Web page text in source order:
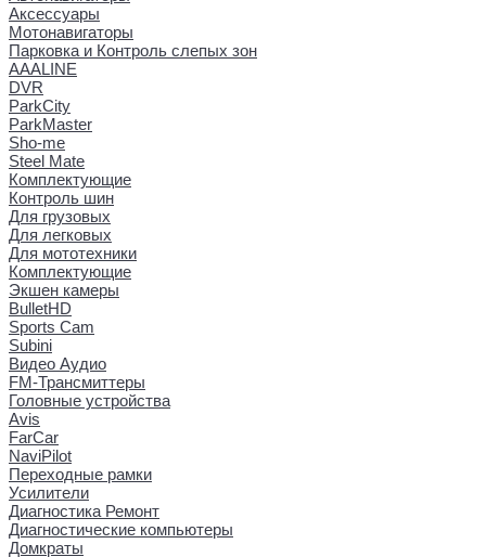
Аксессуары
Мотонавигаторы
Парковка и Контроль слепых зон
AAALINE
DVR
ParkCity
ParkMaster
Sho-me
Steel Mate
Комплектующие
Контроль шин
Для грузовых
Для легковых
Для мототехники
Комплектующие
Экшен камеры
BulletHD
Sports Cam
Subini
Видео Аудио
FM-Трансмиттеры
Головные устройства
Avis
FarCar
NaviPilot
Переходные рамки
Усилители
Диагностика Ремонт
Диагностические компьютеры
Домкраты